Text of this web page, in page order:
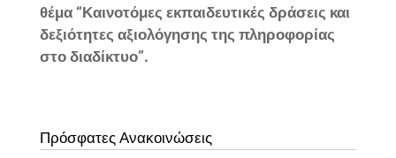
θέμα “Καινοτόμες εκπαιδευτικές δράσεις και
δεξιότητες αξιολόγησης της πληροφορίας
στο διαδίκτυο”.
Πρόσφατες Ανακοινώσεις